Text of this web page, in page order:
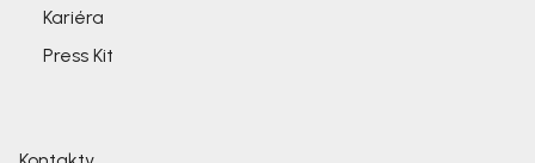
Kariéra
Press Kit